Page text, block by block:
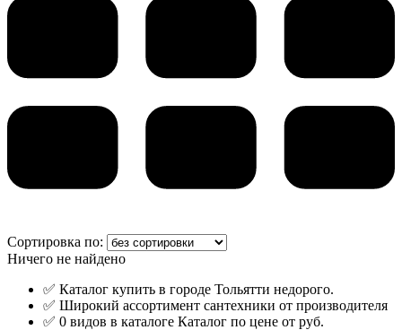
Сортировка по:
Ничего не найдено
✅ Каталог купить в городе Тольятти недорого.
✅ Широкий ассортимент сантехники от производителя
✅ 0 видов в каталоге Каталог по цене от руб.